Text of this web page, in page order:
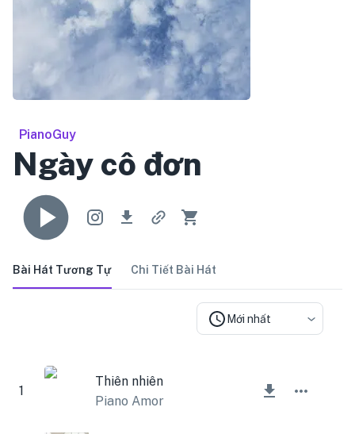
PianoGuy
Ngày cô đơn
Bài Hát Tương Tự Chi Tiết Bài Hát
Mới nhất
1
Thiên nhiên
Piano Amor